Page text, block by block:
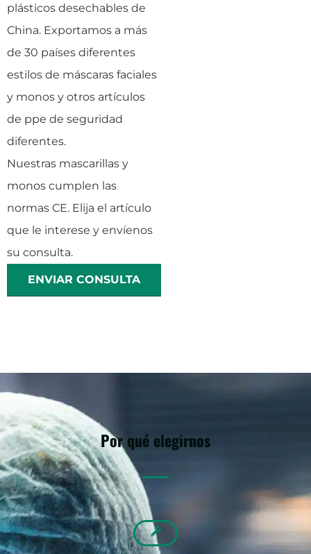
plásticos desechables de
China. Exportamos a más
de 30 países diferentes
estilos de máscaras faciales
y monos y otros artículos
de ppe de seguridad
diferentes.
Nuestras mascarillas y
monos cumplen las
normas CE. Elija el artículo
que le interese y envíenos
su consulta.
ENVIAR CONSULTA
Por qué elegirnos